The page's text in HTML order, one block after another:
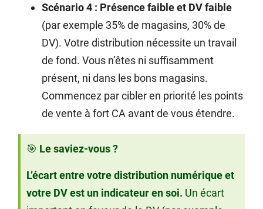
Scénario 4 : Présence faible et DV faible
(par exemple 35% de magasins, 30% de
DV). Votre distribution nécessite un travail
de fond. Vous n’êtes ni suffisamment
présent, ni dans les bons magasins.
Commencez par cibler en priorité les points
de vente à fort CA avant de vous étendre.
🎯 Le saviez-vous ?
L’écart entre votre distribution numérique et
votre DV est un indicateur en soi. Un écart